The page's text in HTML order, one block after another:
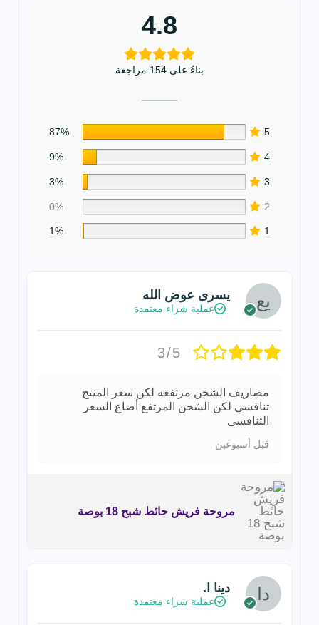
4.8
بناءً على 154 مراجعة
5
87%
4
9%
3
3%
2
0%
1
1%
يسرى عوض الله
عملية شراء معتمدة
3/5
مصاريف الشحن مرتفعه لكن سعر المنتج
تنافسى لكن الشحن المرتفع أضاع السعر
التنافسى
قبل أسبوعين
مروحة فريش حائط شبح 18 بوصة
دينا ا.
عملية شراء معتمدة